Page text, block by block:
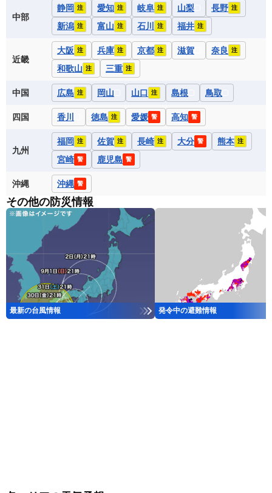
中部
静岡 注 愛知 注 岐阜 注 山梨 長野 注
新潟 注 富山 注 石川 注 福井 注
近畿
大阪 注 兵庫 注 京都 注 滋賀 奈良 注
和歌山 注 三重 注
中国 広島 注 岡山 山口 注 島根 鳥取
四国 香川 徳島 注 愛媛 警 高知 警
九州
福岡 注 佐賀 注 長崎 注 大分 警 熊本 注
宮崎 警 鹿児島 警
沖縄 沖縄 警
その他の防災情報
最新の台風情報 発令中の避難情報